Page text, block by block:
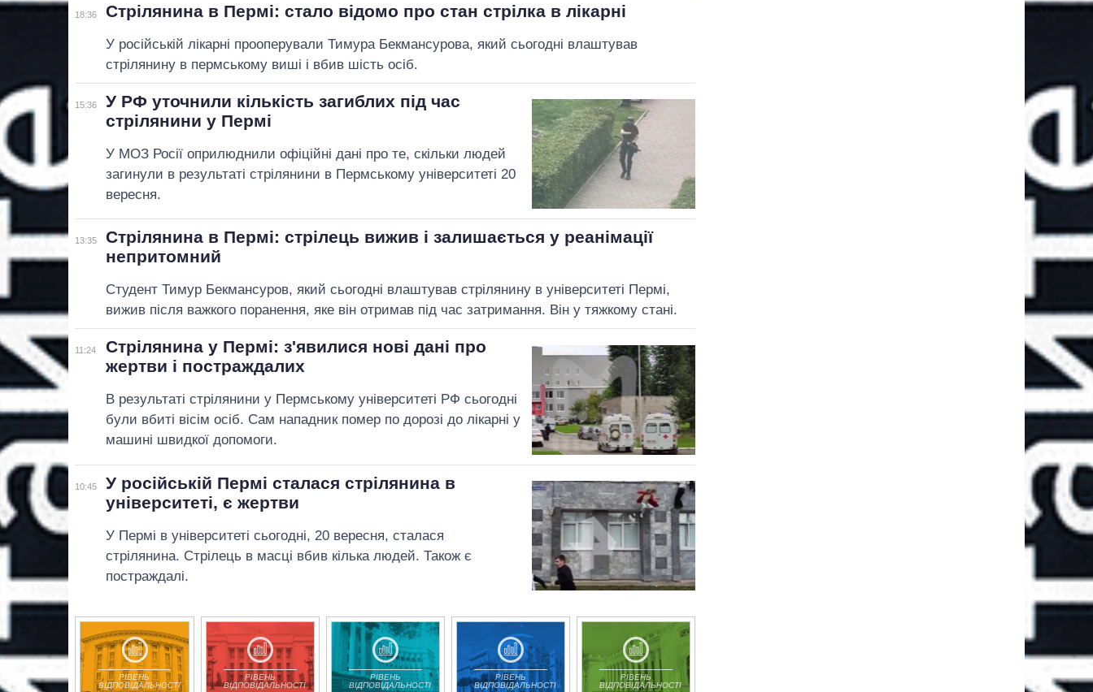
18:36 Стрілянина в Пермі: стало відомо про стан стрілка в лікарні
У російській лікарні прооперували Тимура Бекмансурова, який сьогодні влаштував
стрілянину в пермському виші і вбив шість осіб.
15:36
У РФ уточнили кількість загиблих під час
стрілянини у Пермі
У МОЗ Росії оприлюднили офіційні дані про те, скільки людей
загинули в результаті стрілянини в Пермському університеті 20
вересня.
13:35
Стрілянина в Пермі: стрілець вижив і залишається у реанімації
непритомний
Студент Тимур Бекмансуров, який сьогодні влаштував стрілянину в університеті Пермі,
вижив після важкого поранення, яке він отримав під час затримання. Він у тяжкому стані.
11:24
Стрілянина у Пермі: з'явилися нові дані про
жертви і постраждалих
В результаті стрілянини у Пермському університеті РФ сьогодні
були вбиті вісім осіб. Сам нападник помер по дорозі до лікарні у
машині швидкої допомоги.
10:45
У російській Пермі сталася стрілянина в
університеті, є жертви
У Пермі в університеті сьогодні, 20 вересня, сталася
стрілянина. Стрілець в масці вбив кілька людей. Також є
постраждалі.
РІВЕНЬ
ВІДПОВІДАЛЬНОСТІ
РІВЕНЬ
ВІДПОВІДАЛЬНОСТІ
РІВЕНЬ
ВІДПОВІДАЛЬНОСТІ
РІВЕНЬ
ВІДПОВІДАЛЬНОСТІ
РІВЕНЬ
ВІДПОВІДАЛЬНОСТІ